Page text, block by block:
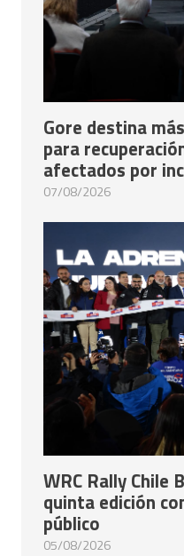
Gore destina
para
afectados por
07/08/2026
WRC Rally Chile
quinta edición
público
05/08/2026